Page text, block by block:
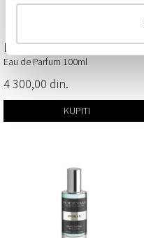
Dorian
Eau de Parfum 100ml
4 300,00 din.
KUPITI